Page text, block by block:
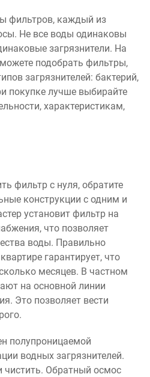
фильтров, каждый из
Не все воды одинаковы
загрязнители. На
подобрать фильтры,
загрязнителей: бактерий,
покупке лучше выбирайте
характеристикам,
фильтр с нуля, обратите
конструкции с одним и
установит фильтр на
что позволяет
воды. Правильно
гарантирует, что
месяцев. В частном
на основной линии
Это позволяет вести
полупроницаемой
водных загрязнителей.
чистить. Обратный осмос